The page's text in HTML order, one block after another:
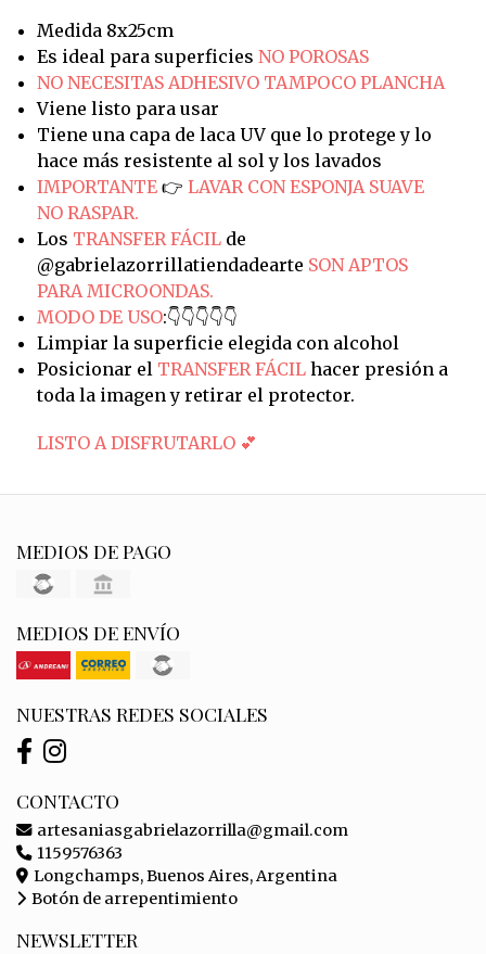
Medida 8x25cm
Es ideal para superficies NO POROSAS
NO NECESITAS ADHESIVO TAMPOCO PLANCHA
Viene listo para usar
Tiene una capa de laca UV que lo protege y lo
hace más resistente al sol y los lavados
IMPORTANTE 👉 LAVAR CON ESPONJA SUAVE
NO RASPAR.
Los TRANSFER FÁCILde
@gabrielazorrillatiendadearte SON APTOS
PARA MICROONDAS.
MODO DE USO:👇👇👇👇👇
Limpiar la superficie elegida con alcohol
Posicionar el TRANSFER FÁCILhacer presión a
toda la imagen y retirar el protector.
LISTO A DISFRUTARLO 💕
MEDIOS DE PAGO
MEDIOS DE ENVÍO
NUESTRAS REDES SOCIALES
CONTACTO
artesaniasgabrielazorrilla@gmail.com
1159576363
Longchamps, Buenos Aires, Argentina
Botón de arrepentimiento
NEWSLETTER